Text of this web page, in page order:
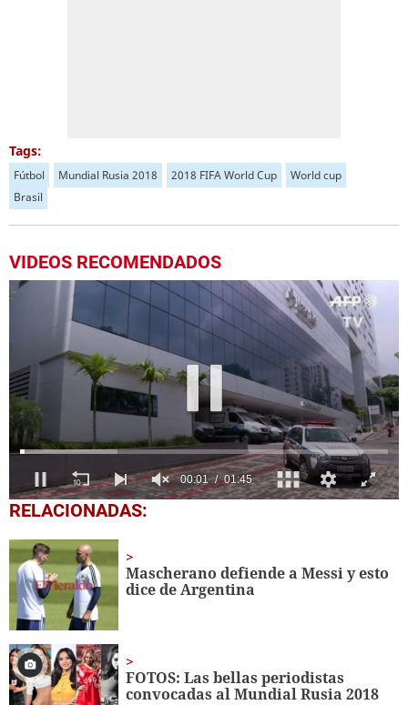
Tags:
Fútbol Mundial Rusia 2018 2018 FIFA World Cup
World cup
Brasil
VIDEOS RECOMENDADOS
0
seconds
1
minute,
46
seconds
RELACIONADAS:
Mascherano defiende a Messi y esto
dice de Argentina
FOTOS: Las bellas periodistas
convocadas al Mundial Rusia 2018